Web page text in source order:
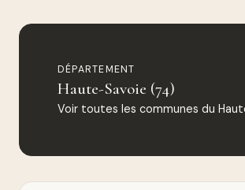
DÉPARTEMENT
Haute-Savoie (74)
Voir toutes les communes du